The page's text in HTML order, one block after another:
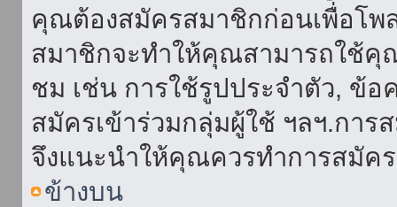
คุณต้องสมัครสมาชิกก่อนเพื่อโพ
สมาชิกจะทำให้คุณสามารถใช้คุ
ชม เช่น การใช้รูปประจำตัว, ข้อ
สมัครเข้าร่วมกลุ่มผู้ใช้ ฯลฯ.การ
จึงแนะนำให้คุณควรทำการสมัค
ข้างบน